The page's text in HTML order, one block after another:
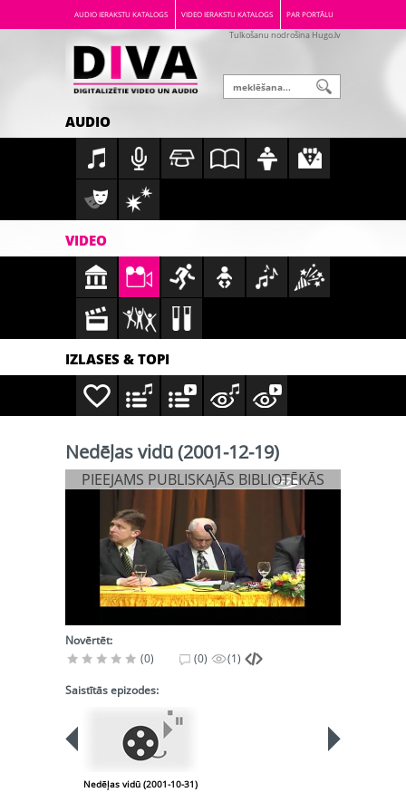
AUDIO IERAKSTU KATALOGS VIDEO IERAKSTU KATALOGS PAR PORTĀLU
Tulkošanu nodrošina Hugo.lv
AUDIO
VIDEO
IZLASES & TOPI
Nedēļas vidū (2001-12-19)
PIEEJAMS PUBLISKAJĀS BIBLIOTĒKĀS
Novērtēt:
(0)
(0) (1)
Saistītās epizodes:
Nedēļas vidū (2001-10-31)